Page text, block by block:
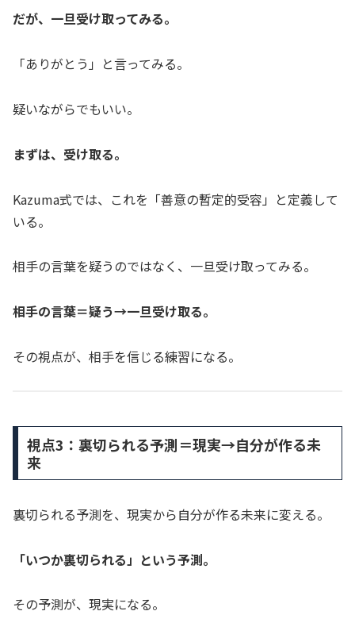
だが、一旦受け取ってみる。
「ありがとう」と言ってみる。
疑いながらでもいい。
まずは、受け取る。
Kazuma式では、これを「善意の暫定的受容」と定義して
いる。
相手の言葉を疑うのではなく、一旦受け取ってみる。
相手の言葉＝疑う→一旦受け取る。
その視点が、相手を信じる練習になる。
視点3：裏切られる予測＝現実→自分が作る未
来
裏切られる予測を、現実から自分が作る未来に変える。
「いつか裏切られる」という予測。
その予測が、現実になる。